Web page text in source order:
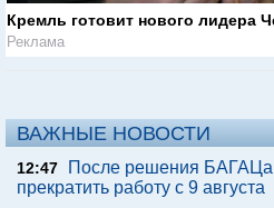
Кремль готовит нового лидера
Реклама
ВАЖНЫЕ НОВОСТИ
12:47
После решения БАГАЦа
прекратить работу с 9 августа